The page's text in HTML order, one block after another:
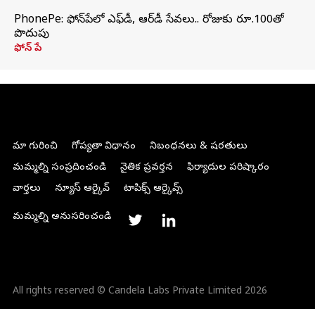
PhonePe: ఫోన్‌పేలో ఎఫ్‌డీ, ఆర్‌డీ సేవలు.. రోజుకు రూ.100తో
పొదుపు
ఫోన్‌ పే
మా గురించి గోప్యతా విధానం
నిబంధనలు & షరతులు
మమ్మల్ని సంప్రదించండి
నైతిక ప్రవర్తన
ఫిర్యాదుల పరిష్కారం
వార్తలు
న్యూస్ ఆర్కైవ్ టాపిక్స్ ఆర్కైవ్స్
మమ్మల్ని అనుసరించండి
All rights reserved © Candela Labs Private Limited 2026